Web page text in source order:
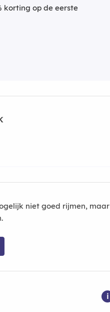
korting op de eerste
niet goed rijmen, maar
i